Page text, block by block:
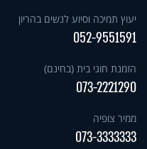
יעוץ תמיכה וסיוע לנשים בהריון
052-9551591
הזמנת חוגי בית (בחינם)
073-2221290
ממיר צופיה
073-3333333